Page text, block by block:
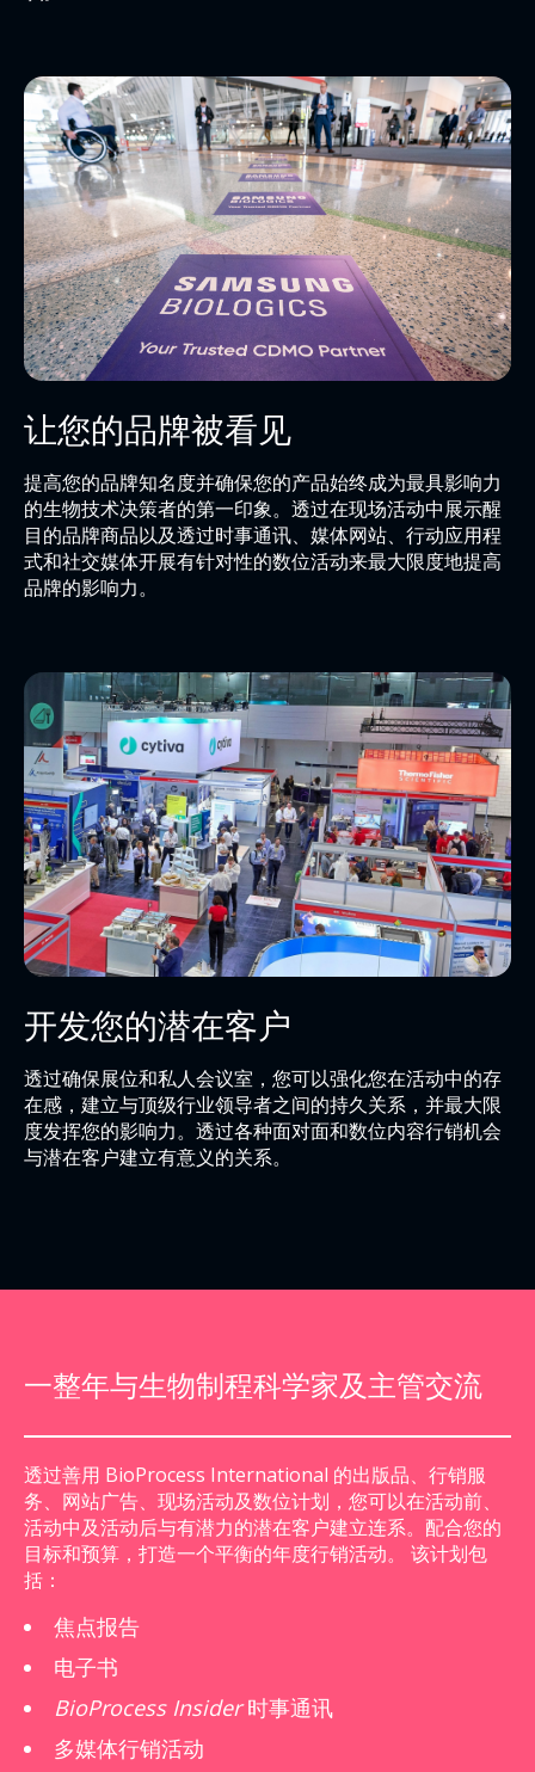
让您的品牌被看见
提高您的品牌知名度并确保您的产品始终成为最具影响力
的生物技术决策者的第一印象。透过在现场活动中展示醒
目的品牌商品以及透过时事通讯、媒体网站、行动应用程
式和社交媒体开展有针对性的数位活动来最大限度地提高
品牌的影响力。
开发您的潜在客户
透过确保展位和私人会议室，您可以强化您在活动中的存
在感，建立与顶级行业领导者之间的持久关系，并最大限
度发挥您的影响力。透过各种面对面和数位内容行销机会
与潜在客户建立有意义的关系。
一整年与生物制程科学家及主管交流
透过善用 BioProcess International 的出版品、行销服
务、网站广告、现场活动及数位计划，您可以在活动前、
活动中及活动后与有潜力的潜在客户建立连系。配合您的
目标和预算，打造一个平衡的年度行销活动。 该计划包
括：
焦点报告
电子书
BioProcess Insider时事通讯
多媒体行销活动